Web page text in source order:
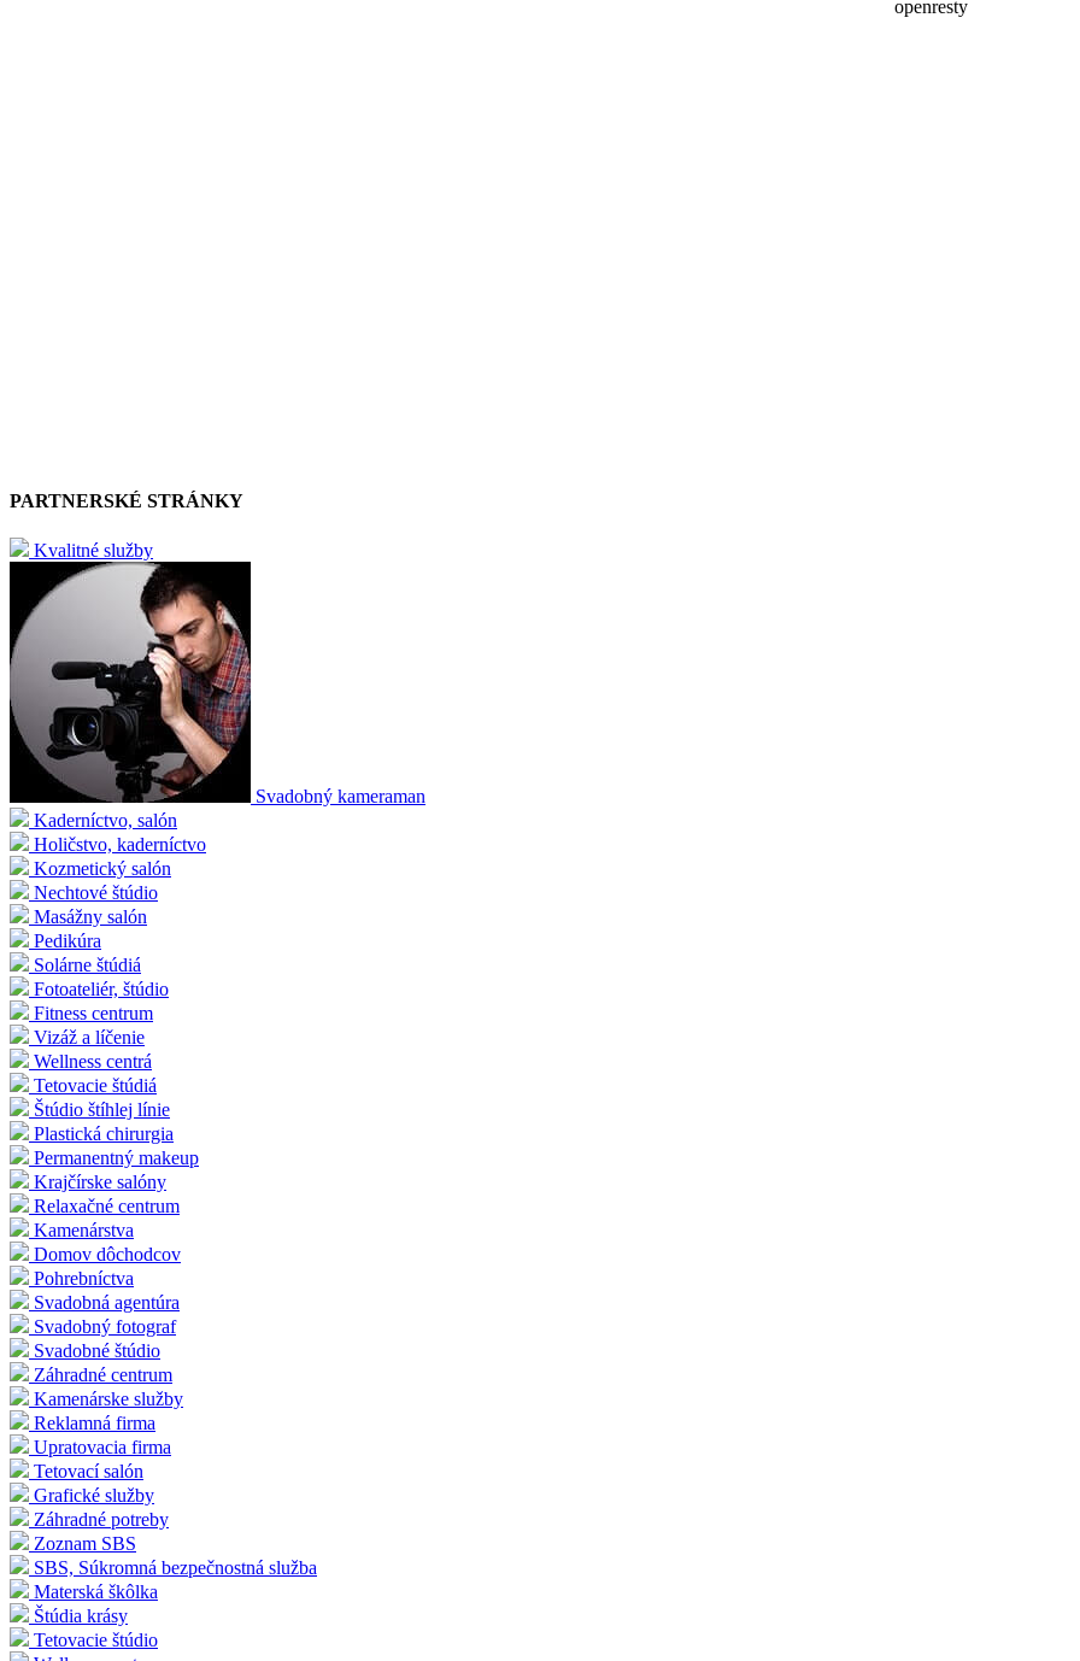
PARTNERSKÉ STRÁNKY
Kvalitné služby
Svadobný kameraman
Kaderníctvo, salón
Holičstvo, kaderníctvo
Kozmetický salón
Nechtové štúdio
Masážny salón
Pedikúra
Solárne štúdiá
Fotoateliér, štúdio
Fitness centrum
Vizáž a líčenie
Wellness centrá
Tetovacie štúdiá
Štúdio štíhlej línie
Plastická chirurgia
Permanentný makeup
Krajčírske salóny
Relaxačné centrum
Kamenárstva
Domov dôchodcov
Pohrebníctva
Svadobná agentúra
Svadobný fotograf
Svadobné štúdio
Záhradné centrum
Kamenárske služby
Reklamná firma
Upratovacia firma
Tetovací salón
Grafické služby
Záhradné potreby
Zoznam SBS
SBS, Súkromná bezpečnostná služba
Materská škôlka
Štúdia krásy
Tetovacie štúdio